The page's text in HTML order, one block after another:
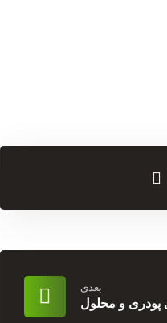
بعدی
پودری و محلول